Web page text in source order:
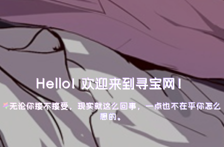
Hello! 欢迎来到寻宝网！
无论你接不接受，现实就这么回事，一点也不在乎你怎么
想的。